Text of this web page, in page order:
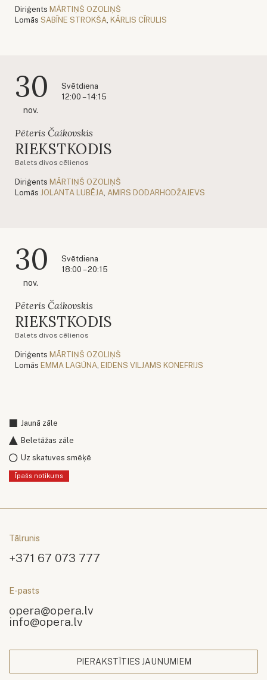
Diriģents MĀRTIŅŠ OZOLIŅŠ
Lomās SABĪNE STROKŠA KĀRLIS CĪRULIS
30
nov.
Svētdiena
12:00 – 14:15
Pēteris Čaikovskis
RIEKSTKODIS
Balets divos cēlienos
Diriģents MĀRTIŅŠ OZOLIŅŠ
Lomās JOLANTA LUBĒJA AMIRS DODARHODŽAJEVS
30
nov.
Svētdiena
18:00 – 20:15
Pēteris Čaikovskis
RIEKSTKODIS
Balets divos cēlienos
Diriģents MĀRTIŅŠ OZOLIŅŠ
Lomās EMMA LAGŪNA EIDENS VILJAMS KONEFRIJS
Jaunā zāle
Beletāžas zāle
Uz skatuves smēķē
Īpašs notikums
Tālrunis
+371 67 073 777
E-pasts
opera@opera.lv
info@opera.lv
PIERAKSTĪTIES JAUNUMIEM